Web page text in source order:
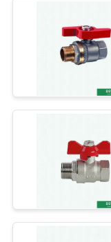
FABBRICA
CONTATTACI
NOTIZIE
PPR
della
PPR